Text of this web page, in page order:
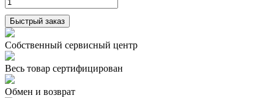
Быстрый заказ
Собственный сервисный центр
Весь товар сертифицирован
Обмен и возврат